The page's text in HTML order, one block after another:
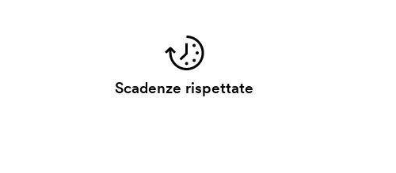
Scadenze rispettate